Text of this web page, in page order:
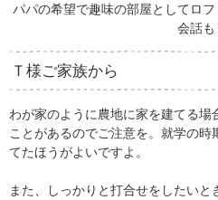
パパの希望で趣味の部屋としてロ
会話も
Ｔ様ご家族から
わが家のように農地に家を建てる場
ことがあるのでご注意を。就学の
てたほうがよいですよ。
また、しっかりと打合せをしたい